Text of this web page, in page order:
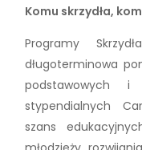
Komu skrzydła,
Programy
długoterminowa
podstawowych i
stypendialnych
szans